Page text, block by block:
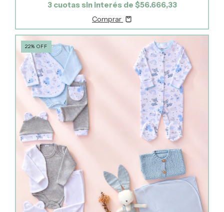
3 cuotas sin interés de $56.666,33
Comprar
22% OFF